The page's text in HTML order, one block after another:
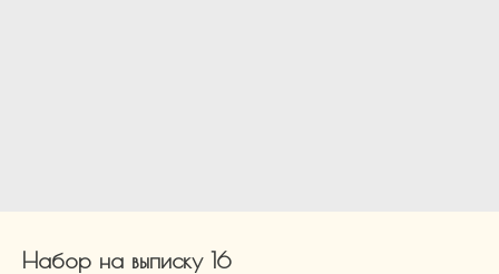
Набор на выписку 16